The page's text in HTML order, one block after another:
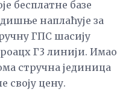
бесплатне базе
наплаћује за
ГПС шасију
Г3 линији. Имао
стручна јединица
своју цену.